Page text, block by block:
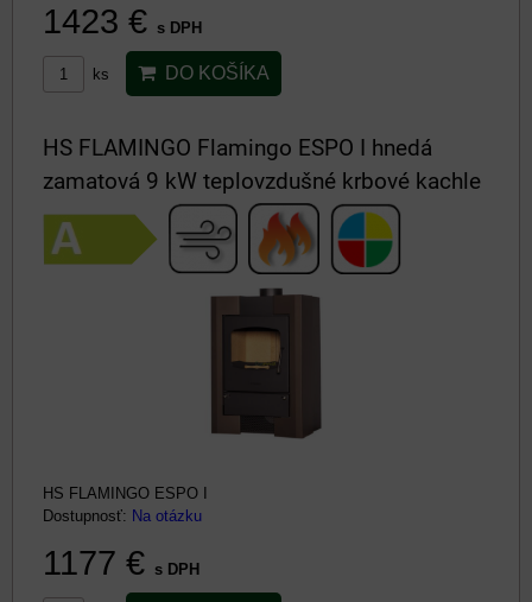
1423 € s DPH
ks DO KOŠÍKA
HS FLAMINGO Flamingo ESPO I hnedá
zamatová 9 kW teplovzdušné krbové kachle
HS FLAMINGO ESPO I
Dostupnosť: Na otázku
1177 € s DPH